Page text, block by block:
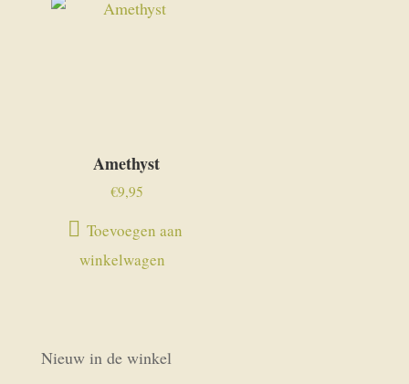
Amethyst
€9,95
Toevoegen aan
winkelwagen
Nieuw in de winkel